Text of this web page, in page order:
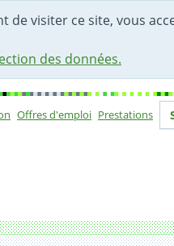
de visiter ce site, vous
des données.
Offres d'emploi Prestations